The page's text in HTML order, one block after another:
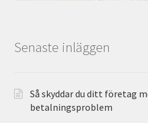
Senaste inläggen
Så skyddar du ditt företag
betalningsproblem